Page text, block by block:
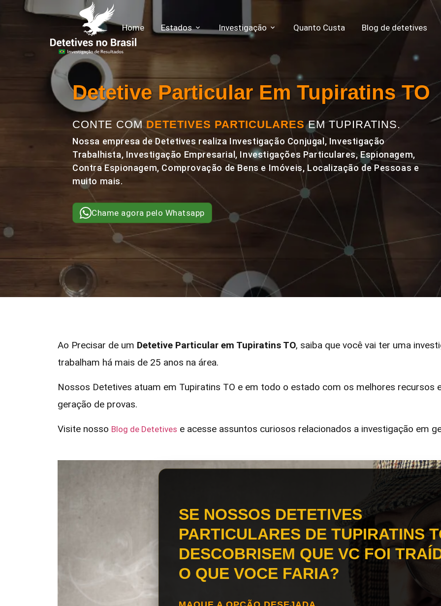
Home Estados Investigação Quanto Custa Blog de detetives
Detetive Particular Em Tupiratins TO
CONTE COMDETETIVES PARTICULARESEM TUPIRATINS.
Nossa empresa de Detetives realiza Investigação Conjugal, Investigação
Trabalhista, Investigação Empresarial, Investigações Particulares, Espionagem,
Contra Espionagem, Comprovação de Bens e Imóveis, Localização de Pessoas e
muito mais.
Chame agora pelo Whatsapp
Ao Precisar de um Detetive Particular em Tupiratins TO, saiba que você vai ter uma
trabalham há mais de 25 anos na área.
Nossos Detetives atuam em Tupiratins TO e em todo o estado com os melhores recursos
geração de provas.
Visite nosso Blog de Detetives e acesse assuntos curiosos relacionados a investigação em
SE NOSSOS DETETIVES
PARTICULARES DE TUPIRATINS
DESCOBRISEM QUE VC FOI
O QUE VOCE FARIA?